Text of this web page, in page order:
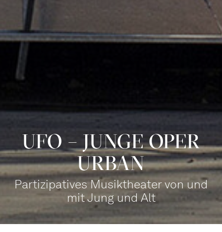
UFO – JUNGE OPER
URBAN
Partizipatives Musiktheater von und
mit Jung und Alt